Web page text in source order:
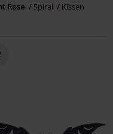
Rose Spiral Kissen